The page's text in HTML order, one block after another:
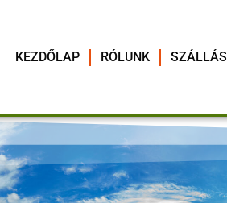
KEZDŐLAP RÓLUNK SZÁLLÁS